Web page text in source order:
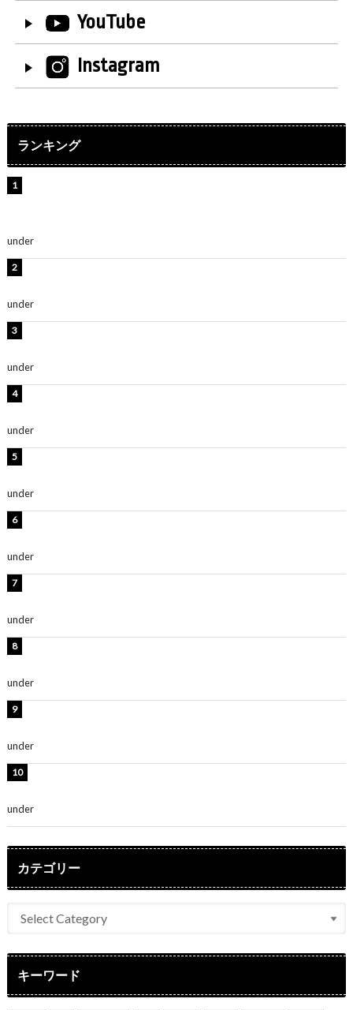
YouTube
Instagram
ランキング
under
under
under
under
under
under
under
under
under
under
カテゴリー
キーワード